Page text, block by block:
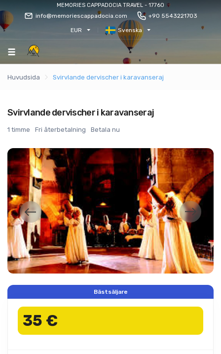
MEMORIES CAPPADOCIA TRAVEL - 17760
info@memoriescappadocia.com +90 5543221703
EUR Svenska
Huvudsida Svirvlande dervischer i karavanseraj
Svirvlande dervischer i karavanseraj
1 timme Fri återbetalning Betala nu
Bästsäljare
35 €